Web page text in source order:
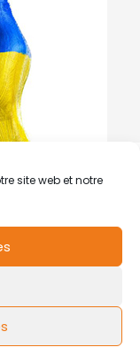
site web et notre